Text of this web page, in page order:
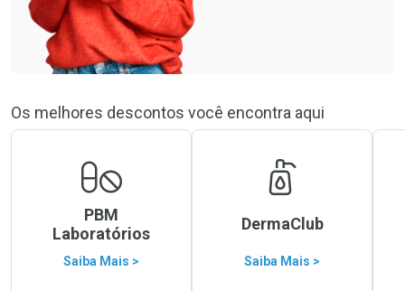
Os melhores descontos você encontra aqui
PBM
Laboratórios
Saiba Mais >
DermaClub
Saiba Mais >